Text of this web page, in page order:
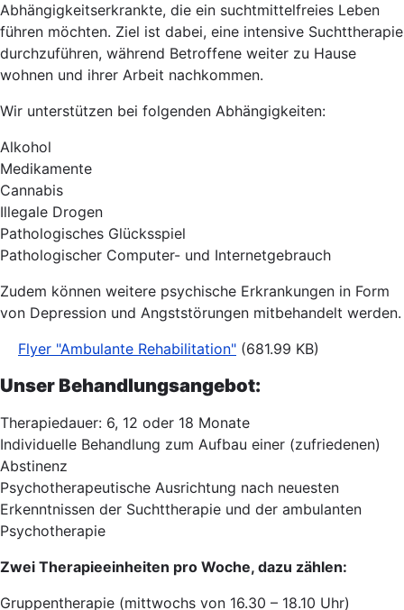
Abhängigkeitserkrankte, die ein suchtmittelfreies Leben
führen möchten. Ziel ist dabei, eine intensive Suchttherapie
durchzuführen, während Betroffene weiter zu Hause
wohnen und ihrer Arbeit nachkommen.
Wir unterstützen bei folgenden Abhängigkeiten:
Alkohol
Medikamente
Cannabis
Illegale Drogen
Pathologisches Glücksspiel
Pathologischer Computer- und Internetgebrauch
Zudem können weitere psychische Erkrankungen in Form
von Depression und Angststörungen mitbehandelt werden.
Flyer "Ambulante Rehabilitation" (681.99 KB)
Unser Behandlungsangebot:
Therapiedauer: 6, 12 oder 18 Monate
Individuelle Behandlung zum Aufbau einer (zufriedenen)
Abstinenz
Psychotherapeutische Ausrichtung nach neuesten
Erkenntnissen der Suchttherapie und der ambulanten
Psychotherapie
Zwei Therapieeinheiten pro Woche, dazu zählen:
Gruppentherapie (mittwochs von 16.30 – 18.10 Uhr)